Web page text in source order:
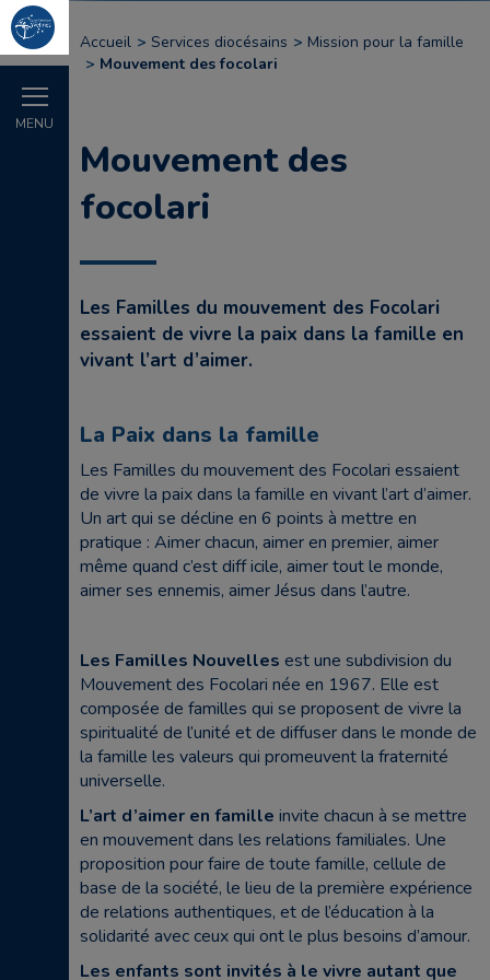
MENU
Accueil Services diocésains
Mission pour la famille
Mouvement des focolari
Mouvement des
focolari
Les Familles du mouvement des Focolari
essaient de vivre la paix dans la famille en
vivant l’art d’aimer.
La Paix dans la famille
Les Familles du mouvement des Focolari essaient
de vivre la paix dans la famille en vivant l’art d’aimer.
Un art qui se décline en 6 points à mettre en
pratique : Aimer chacun, aimer en premier, aimer
même quand c’est diff icile, aimer tout le monde,
aimer ses ennemis, aimer Jésus dans l’autre.
Les Familles Nouvelles est une subdivision du
Mouvement des Focolari née en 1967. Elle est
composée de familles qui se proposent de vivre la
spiritualité de l’unité et de diffuser dans le monde de
la famille les valeurs qui promeuvent la fraternité
universelle.
L’art d’aimer en famille invite chacun à se mettre
en mouvement dans les relations familiales. Une
proposition pour faire de toute famille, cellule de
base de la société, le lieu de la première expérience
de relations authentiques, et de l’éducation à la
solidarité avec ceux qui ont le plus besoins d’amour.
Les enfants sont invités à le vivre autant que